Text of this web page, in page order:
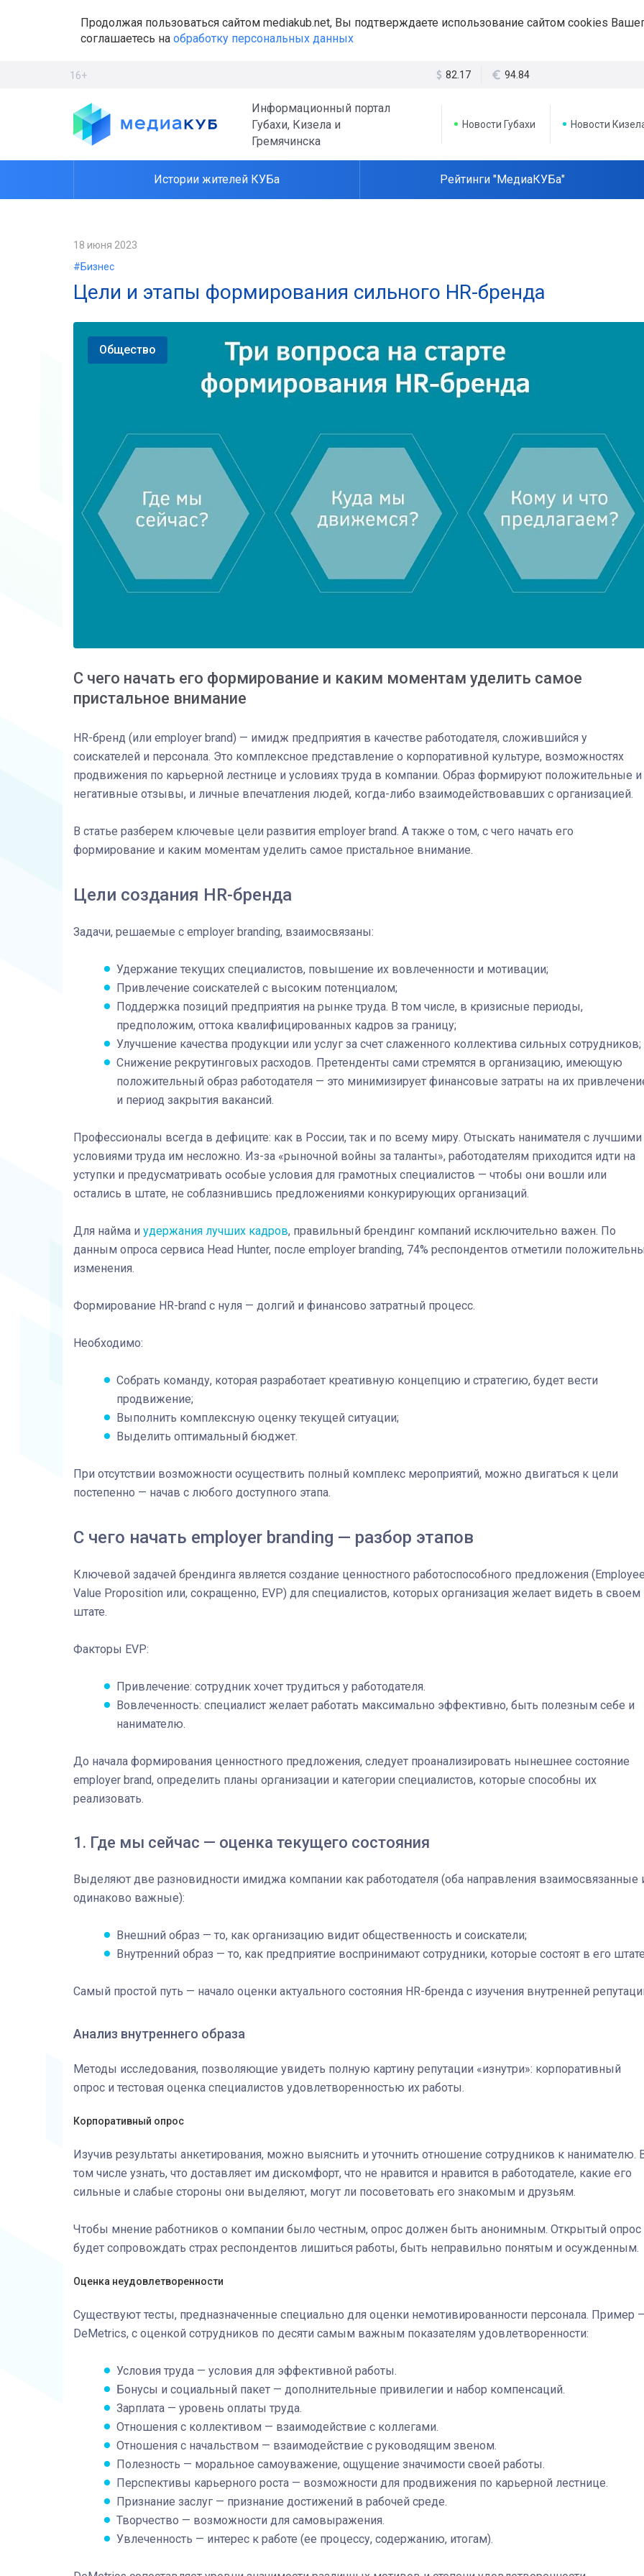
Продолжая пользоваться сайтом mediakub.net, Вы подтверждаете использование сайтом cookies
соглашаетесь на обработку персональных данных
16+ 82.17 94.84
Информационный портал
Губахи, Кизела и
Гремячинска
Новости Губахи Новости
Истории жителей КУБа Рейтинги "МедиаКУБа"
18 июня 2023
#Бизнес
Цели и этапы формирования сильного HR-бренда
Общество
С чего начать его формирование и каким моментам уделить самое
пристальное внимание
HR-бренд (или employer brand) — имидж предприятия в качестве работодателя, сложившийся у
соискателей и персонала. Это комплексное представление о корпоративной культуре, возможностях
продвижения по карьерной лестнице и условиях труда в компании. Образ формируют положительные и
негативные отзывы, и личные впечатления людей, когда-либо взаимодействовавших с организацией.
В статье разберем ключевые цели развития employer brand. А также о том, с чего начать его
формирование и каким моментам уделить самое пристальное внимание.
Цели создания HR-бренда
Задачи, решаемые с employer branding, взаимосвязаны:
Удержание текущих специалистов, повышение их вовлеченности и мотивации;
Привлечение соискателей с высоким потенциалом;
Поддержка позиций предприятия на рынке труда. В том числе, в кризисные периоды,
предположим, оттока квалифицированных кадров за границу;
Улучшение качества продукции или услуг за счет слаженного коллектива сильных сотрудников;
Снижение рекрутинговых расходов. Претенденты сами стремятся в организацию, имеющую
положительный образ работодателя — это минимизирует финансовые затраты на их
и период закрытия вакансий.
Профессионалы всегда в дефиците: как в России, так и по всему миру. Отыскать нанимателя с лучшими
условиями труда им несложно. Из-за «рыночной войны за таланты», работодателям приходится идти на
уступки и предусматривать особые условия для грамотных специалистов — чтобы они вошли или
остались в штате, не соблазнившись предложениями конкурирующих организаций.
Для найма и удержания лучших кадров, правильный брендинг компаний исключительно важен. По
данным опроса сервиса Head Hunter, после employer branding, 74% респондентов отметили
изменения.
Формирование HR-brand с нуля — долгий и финансово затратный процесс.
Необходимо:
Собрать команду, которая разработает креативную концепцию и стратегию, будет вести
продвижение;
Выполнить комплексную оценку текущей ситуации;
Выделить оптимальный бюджет.
При отсутствии возможности осуществить полный комплекс мероприятий, можно двигаться к цели
постепенно — начав с любого доступного этапа.
С чего начать employer branding — разбор этапов
Ключевой задачей брендинга является создание ценностного работоспособного предложения
Value Proposition или, сокращенно, EVP) для специалистов, которых организация желает видеть в своем
штате.
Факторы EVP:
Привлечение: сотрудник хочет трудиться у работодателя.
Вовлеченность: специалист желает работать максимально эффективно, быть полезным себе и
нанимателю.
До начала формирования ценностного предложения, следует проанализировать нынешнее состояние
employer brand, определить планы организации и категории специалистов, которые способны их
реализовать.
1. Где мы сейчас — оценка текущего состояния
Выделяют две разновидности имиджа компании как работодателя (оба направления взаимосвязанные
одинаково важные):
Внешний образ — то, как организацию видит общественность и соискатели;
Внутренний образ — то, как предприятие воспринимают сотрудники, которые состоят в его
Самый простой путь — начало оценки актуального состояния HR-бренда с изучения внутренней
Анализ внутреннего образа
Методы исследования, позволяющие увидеть полную картину репутации «изнутри»: корпоративный
опрос и тестовая оценка специалистов удовлетворенностью их работы.
Корпоративный опрос
Изучив результаты анкетирования, можно выяснить и уточнить отношение сотрудников к нанимателю.
том числе узнать, что доставляет им дискомфорт, что не нравится и нравится в работодателе, какие его
сильные и слабые стороны они выделяют, могут ли посоветовать его знакомым и друзьям.
Чтобы мнение работников о компании было честным, опрос должен быть анонимным. Открытый опрос
будет сопровождать страх респондентов лишиться работы, быть неправильно понятым и осужденным.
Оценка неудовлетворенности
Существуют тесты, предназначенные специально для оценки немотивированности персонала. Пример
DeMetrics, с оценкой сотрудников по десяти самым важным показателям удовлетворенности:
Условия труда — условия для эффективной работы.
Бонусы и социальный пакет — дополнительные привилегии и набор компенсаций.
Зарплата — уровень оплаты труда.
Отношения с коллективом — взаимодействие с коллегами.
Отношения с начальством — взаимодействие с руководящим звеном.
Полезность — моральное самоуважение, ощущение значимости своей работы.
Перспективы карьерного роста — возможности для продвижения по карьерной лестнице.
Признание заслуг — признание достижений в рабочей среде.
Творчество — возможности для самовыражения.
Увлеченность — интерес к работе (ее процессу, содержанию, итогам).
Штурмовик огня.
Коробов после
спецоперации сделал